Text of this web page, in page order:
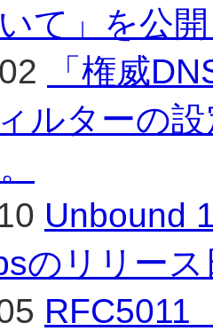
て」を公
「権威
ルターの
Unbound
のリリー
RFC5011